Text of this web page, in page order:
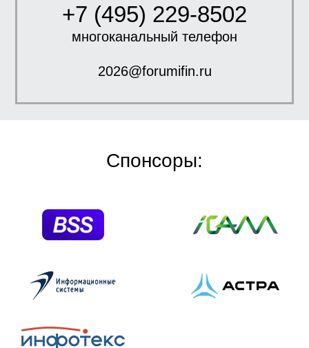
+7 (495) 229-8502
многоканальный телефон
2026@forumifin.ru
Спонсоры: